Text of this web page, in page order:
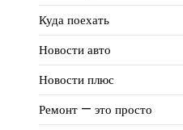
Куда поехать
Новости авто
Новости плюс
Ремонт — это просто